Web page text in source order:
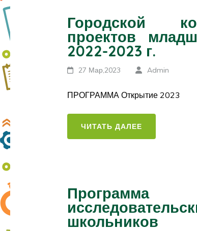
Городской
проектов
2022-2023 г.
27 Мар,2023 Admin
ПРОГРАММА Открытие 2023
ЧИТАТЬ ДАЛЕЕ
Программа
школьников